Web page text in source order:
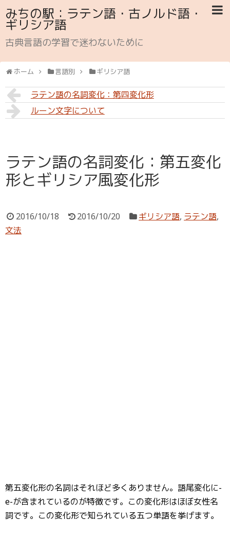
みちの駅：ラテン語・古ノルド語・
ギリシア語
古典言語の学習で迷わないために
ホーム 言語別 ギリシア語
ラテン語の名詞変化：第四変化形
ルーン文字について
ラテン語の名詞変化：第五変化
形とギリシア風変化形
2016/10/18 2016/10/20 ギリシア語, ラテン語,
文法
第五変化形の名詞はそれほど多くありません。語尾変化に-
e-が含まれているのが特徴です。この変化形はほぼ女性名
詞です。この変化形で知られている五つ単語を挙げます。